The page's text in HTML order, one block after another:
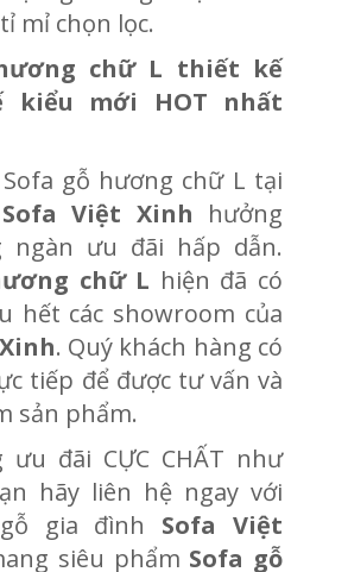
tỉ mỉ chọn lọc.
chữ L thiết kế
kiểu mới HOT nhất
gỗ hương chữ L tại
Sofa Việt Xinh hưởng
ngàn ưu đãi hấp dẫn.
chữ L hiện đã có
hết các showroom của
. Quý khách hàng có
tiếp để được tư vấn và
sản phẩm.
ưu đãi CỰC CHẤT như
hãy liên hệ ngay với
gia đình Sofa Việt
siêu phẩm Sofa gỗ